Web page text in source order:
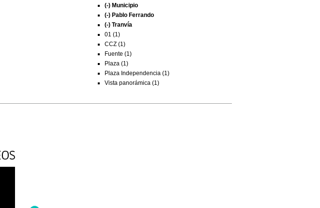
(-) Municipio
(-) Pablo Ferrando
(-) Tranvía
01 (1)
CCZ (1)
Fuente (1)
Plaza (1)
Plaza Independencia (1)
Vista panorámica (1)